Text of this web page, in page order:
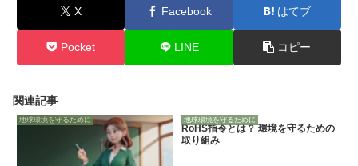
X Facebook はてブ
Pocket LINE コピー
関連記事
地球環境を守るために 地球環境を守るために
RoHS指令とは？ 環境を守るための
取り組み